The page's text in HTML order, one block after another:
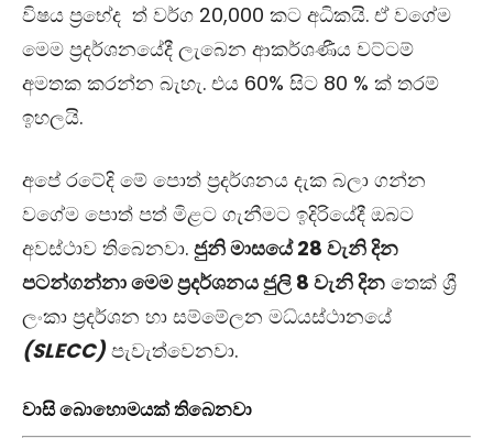
විෂය ප්‍රභේද ත් වර්ග 20,000 කට අධිකයි. ඒ වගේම
මෙම ප්‍රදර්ශනයේදී ලැබෙන ආකර්ශණීය වට්ටම්
අමතක කරන්න බැහැ. එය 60% සිට 80 % ක් තරම්
ඉහලයි.
අපේ රටේදි මේ පොත් ප්‍රදර්ශනය දැක බලා ගන්න
වගේම පොත් පත් මිළට ගැනීමට ඉදිරියේදී ඔබට
අවස්ථාව තිබෙනවා. ජුනි මාසයේ 28 වැනි දින
පටන්ගන්නා මෙම ප්‍රදර්ශනය ජුලි 8 වැනි දින තෙක් ශ්‍රී
ලංකා ප්‍රදර්ශන හා සම්මේලන මධ්යස්ථානයේ
(SLECC)පැවැත්වෙනවා.
වාසි බොහොමයක් තිබෙනවා